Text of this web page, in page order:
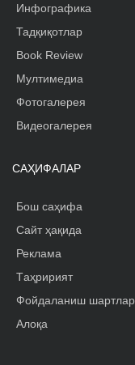
Инфографика
Тадқиқотлар
Book Review
Мултимедиа
Фотогалерея
Видеогалерея
САҲИФАЛАР
Бош саҳифа
Сайт ҳақида
Реклама
Tаҳририят
Фойдаланиш
Алоқа